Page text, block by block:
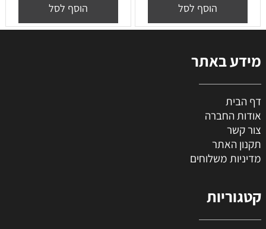
הוסף לסל הוסף לסל
מידע באתר
דף הבית
אודות החברה
צור קשר
תקנון האתר
מדיניות משלוחים
קטגוריות